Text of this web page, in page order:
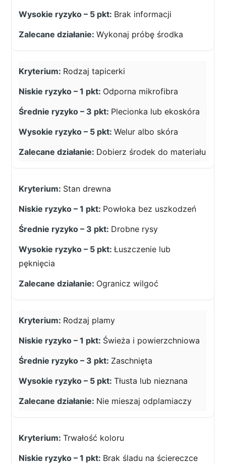
Brak informacji
Wykonaj próbę środka
Rodzaj tapicerki
Odporna mikrofibra
Plecionka lub ekoskóra
Welur albo skóra
Dobierz środek do materiału
Stan drewna
Powłoka bez uszkodzeń
Drobne rysy
Łuszczenie lub
pęknięcia
Ogranicz wilgoć
Rodzaj plamy
Świeża i powierzchniowa
Zaschnięta
Tłusta lub nieznana
Nie mieszaj odplamiaczy
Trwałość koloru
Brak śladu na ściereczce